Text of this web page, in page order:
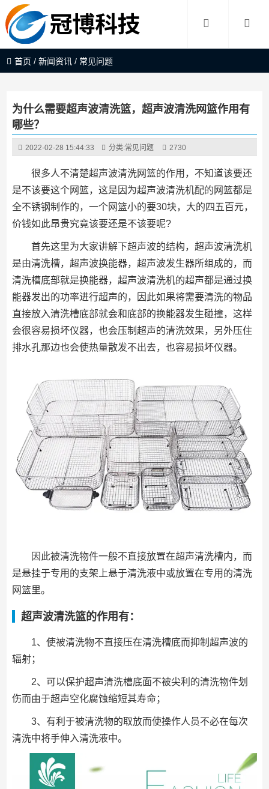
首页 /新闻资讯 / 常见问题
为什么需要超声波清洗篮，超声波清洗网篮作用有
哪些？
2022-02-28 15:44:33 分类:常见问题 2730
很多人不清楚超声波清洗网篮的作用，不知道该要还
是不该要这个网篮，这是因为超声波清洗机配的网篮都是
全不锈钢制作的，一个网篮小的要30块，大的四五百元，
价钱如此昂贵究竟该要还是不该要呢?
首先这里为大家讲解下超声波的结构，超声波清洗机
是由清洗槽，超声波换能器，超声波发生器所组成的，而
清洗槽底部就是换能器，超声波清洗机的超声都是通过换
能器发出的功率进行超声的，因此如果将需要清洗的物品
直接放入清洗槽底部就会和底部的换能器发生碰撞，这样
会很容易损坏仪器，也会压制超声的清洗效果，另外压住
排水孔那边也会使热量散发不出去，也容易损坏仪器。
因此被清洗物件一般不直接放置在超声清洗槽内，而
是悬挂于专用的支架上悬于清洗液中或放置在专用的清洗
网篮里。
超声波清洗篮的作用有：
1、使被清洗物不直接压在清洗槽底而抑制超声波的
辐射；
2、可以保护超声清洗槽底面不被尖利的清洗物件划
伤而由于超声空化腐蚀缩短其寿命；
3、有利于被清洗物的取放而使操作人员不必在每次
清洗中将手伸入清洗液中。